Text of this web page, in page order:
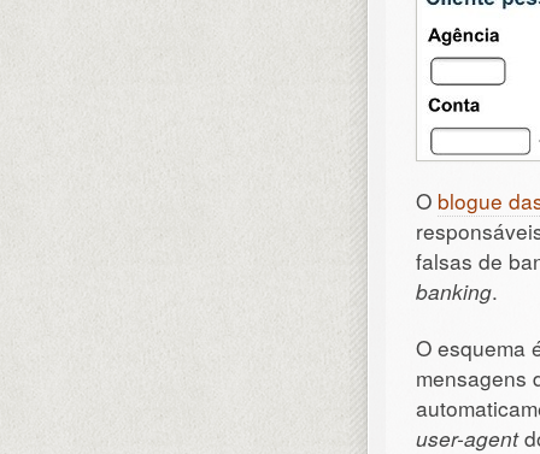
O blogue
falsas de
banking.
O esquema
mensagens
user-agent